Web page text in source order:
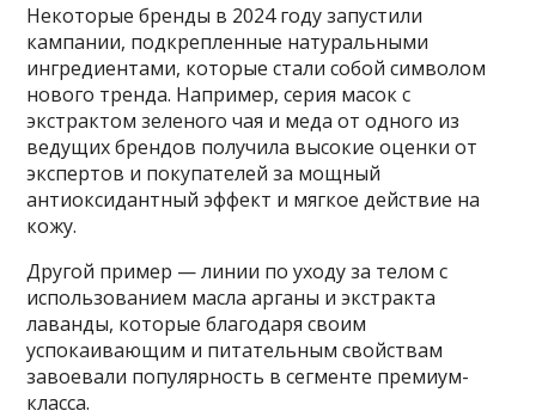
Некоторые бренды в 2024 году запустили
кампании, подкрепленные натуральными
ингредиентами, которые стали собой символом
нового тренда. Например, серия масок с
экстрактом зеленого чая и меда от одного из
ведущих брендов получила высокие оценки от
экспертов и покупателей за мощный
антиоксидантный эффект и мягкое действие на
кожу.
Другой пример — линии по уходу за телом с
использованием масла арганы и экстракта
лаванды, которые благодаря своим
успокаивающим и питательным свойствам
завоевали популярность в сегменте премиум-
класса.